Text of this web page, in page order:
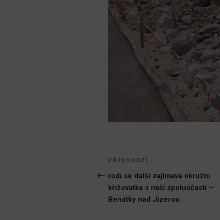
Navigace
pro
příspěvek
Předchozí
příspěvek
PŘEDCHOZÍ
rodí se další zajímavá okružní
křižovatka s naší spoluúčastí –
Benátky nad Jizerou